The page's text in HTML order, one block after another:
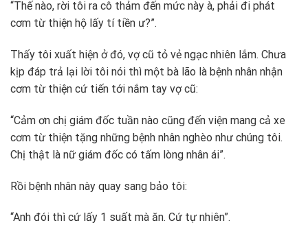
“Thế nào, rời tôi ra cô thảm đến mức này à, phải đi phát
cơm từ thiện hộ lấy tí tiền ư?”.
Thấy tôi xuất hiện ở đó, vợ cũ tỏ vẻ ngạc nhiên lắm. Chưa
kịp đáp trả lại lời tôi nói thì một bà lão là bệnh nhân nhận
cơm từ thiện cứ tiến tới nắm tay vợ cũ:
“Cảm ơn chị giám đốc tuần nào cũng đến viện mang cả xe
cơm từ thiện tặng những bệnh nhân nghèo như chúng tôi.
Chị thật là nữ giám đốc có tấm lòng nhân ái”.
Rồi bệnh nhân này quay sang bảo tôi:
“Anh đói thì cứ lấy 1 suất mà ăn. Cứ tự nhiên”.